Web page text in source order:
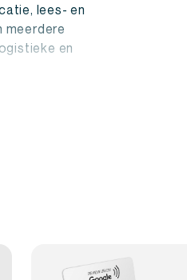
lees- en
meerdere
en
en